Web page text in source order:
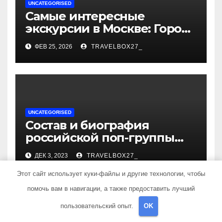
UNCATEGORISED
Самые интересные
экскурсии в Москве: Город
как сцена для вашей
сказки
ФЕВ 25, 2026 TRAVELBOX27_
UNCATEGORISED
Состав и биография
российской поп-группы
«Иванушки интернешнл»
— история успеха, музыка
и судьбы участников
ДЕК 3, 2023 TRAVELBOX27_
Этот сайт использует куки-файлы и другие технологии, чтобы
помочь вам в навигации, а также предоставить лучший
пользовательский опыт. OK